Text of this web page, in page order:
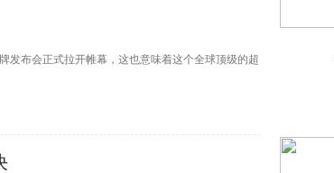
发布会正式拉开帷幕，这也意味着这个全球顶级的超